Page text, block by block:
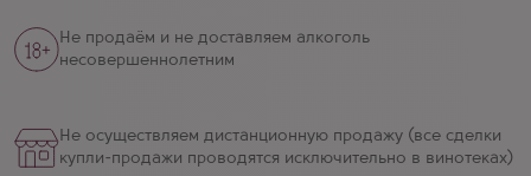
Не продаём и не доставляем алкоголь
несовершеннолетним
Не осуществляем дистанционную продажу (все сделки
купли-продажи проводятся исключительно в винотеках)